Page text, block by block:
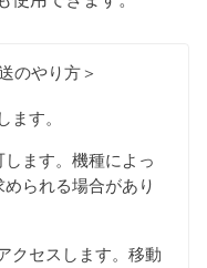
のやり方＞
ます。
ます。機種によっ
られる場合があり
クセスします。移動